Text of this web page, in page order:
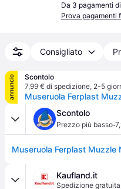
Da 3 pagamenti di
Prova pagamenti
Consigliato
annuncio
Scontolo
7,99 € di spedizione, 2-5
Scontolo
Prezzo più basso·
Kaufland.it
Spedizione gratuita